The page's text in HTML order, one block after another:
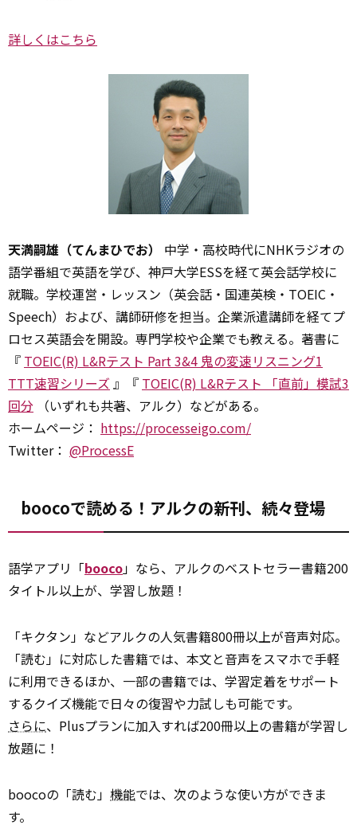
詳しくはこちら
天満嗣雄（てんまひでお）
中学・高校時代にNHKラジオの
語学番組で英語を学び、神戸大学ESSを経て英会話学校に
就職。学校運営・レッスン（英会話・国連英検・TOEIC・
Speech）および、講師研修を担当。企業派遣講師を経てプ
ロセス英語会を開設。専門学校や企業でも教える。著書に
『 TOEIC(R) L&Rテスト Part 3&4 鬼の変速リスニング1
TTT速習シリーズ 』『 TOEIC(R) L&Rテスト 「直前」模試3
回分 （いずれも共著、アルク）などがある。
ホームページ： https://processeigo.com/
Twitter： @ProcessE
boocoで読める！アルクの新刊、続々登場
語学アプリ「booco」なら、アルクのベストセラー書籍200
タイトル以上が、学習し放題！
「キクタン」などアルクの人気書籍800冊以上が音声対応。
「読む」に対応した書籍では、本文と音声をスマホで手軽
に利用できるほか、一部の書籍では、学習定着をサポート
するクイズ機能で日々の復習や力試しも可能です。
さらに、Plusプランに加入すれば200冊以上の書籍が学習し
放題に！
boocoの「読む」 機能では、次のような使い方ができま
す。